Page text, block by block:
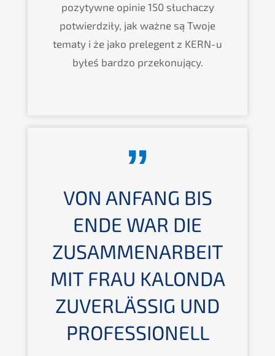
pozytywne opinie 150 słuchaczy
potwierdziły, jak ważne są Twoje
tematy i że jako prelegent z KERN-u
byłeś bardzo przekonujący.
VON ANFANG BIS
ENDE WAR DIE
ZUSAMMENARBEIT
MIT FRAU KALONDA
ZUVERLÄSSIG UND
PROFESSIONELL